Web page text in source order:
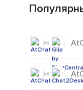
vs
vs